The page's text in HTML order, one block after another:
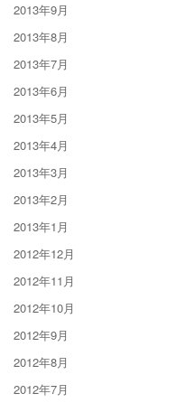
2013年9月
2013年8月
2013年7月
2013年6月
2013年5月
2013年4月
2013年3月
2013年2月
2013年1月
2012年12月
2012年11月
2012年10月
2012年9月
2012年8月
2012年7月